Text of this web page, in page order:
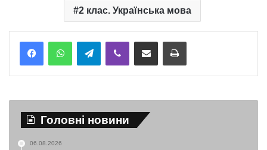
2 клас. Українська мова
TelegramViber Надіслати електронною поштоюНадрукувати
Головні новини
06.08.2026